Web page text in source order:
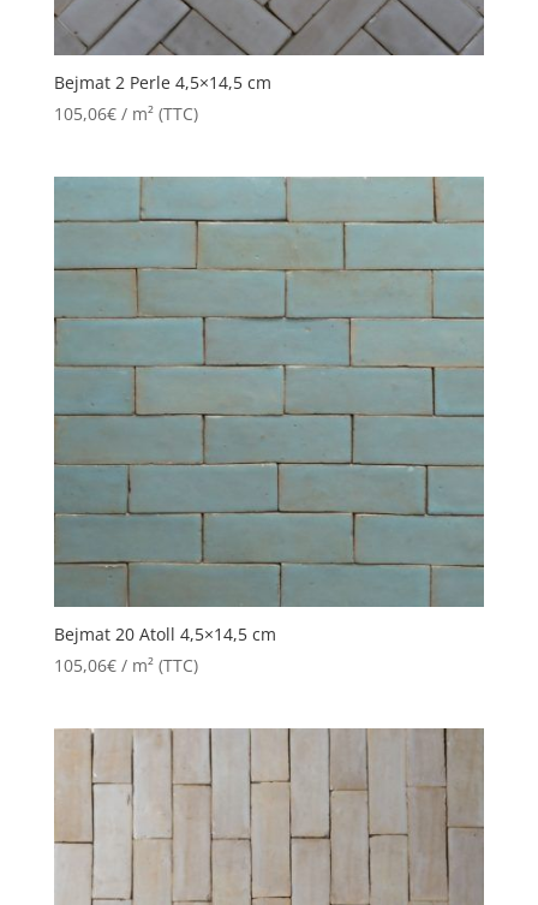
Bejmat 2 Perle 4,5×14,5 cm
105,06€/ m² (TTC)
Bejmat 20 Atoll 4,5×14,5 cm
105,06€/ m² (TTC)